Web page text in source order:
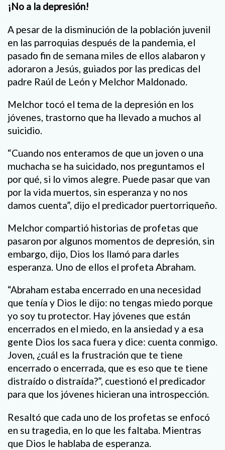
¡No a la depresión!
A pesar de la disminución de la población juvenil
en las parroquias después de la pandemia, el
pasado fin de semana miles de ellos alabaron y
adoraron a Jesús, guiados por las predicas del
padre Raúl de León y Melchor Maldonado.
Melchor tocó el tema de la depresión en los
jóvenes, trastorno que ha llevado a muchos al
suicidio.
“Cuando nos enteramos de que un joven o una
muchacha se ha suicidado, nos preguntamos el
por qué, si lo vimos alegre. Puede pasar que van
por la vida muertos, sin esperanza y no nos
damos cuenta”, dijo el predicador puertorriqueño.
Melchor compartió historias de profetas que
pasaron por algunos momentos de depresión, sin
embargo, dijo, Dios los llamó para darles
esperanza. Uno de ellos el profeta Abraham.
“Abraham estaba encerrado en una necesidad
que tenía y Dios le dijo: no tengas miedo porque
yo soy tu protector. Hay jóvenes que están
encerrados en el miedo, en la ansiedad y a esa
gente Dios los saca fuera y dice: cuenta conmigo.
Joven, ¿cuál es la frustración que te tiene
encerrado o encerrada, que es eso que te tiene
distraído o distraída?”, cuestionó el predicador
para que los jóvenes hicieran una introspección.
Resaltó que cada uno de los profetas se enfocó
en su tragedia, en lo que les faltaba. Mientras
que Dios le hablaba de esperanza.